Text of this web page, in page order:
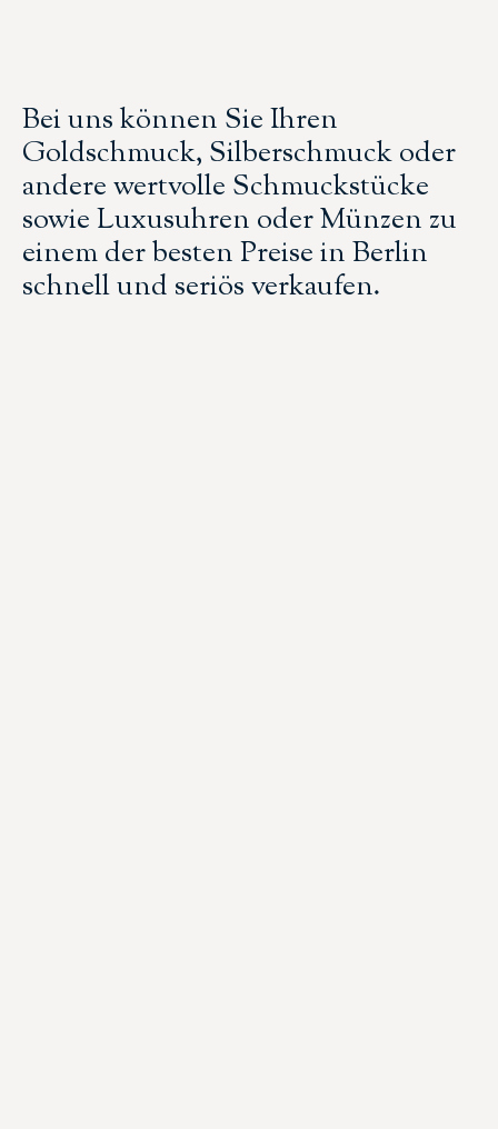
Bei uns können Sie Ihren
Goldschmuck, Silberschmuck oder
andere wertvolle Schmuckstücke
sowie Luxusuhren oder Münzen zu
einem der besten Preise in Berlin
schnell und seriös verkaufen.